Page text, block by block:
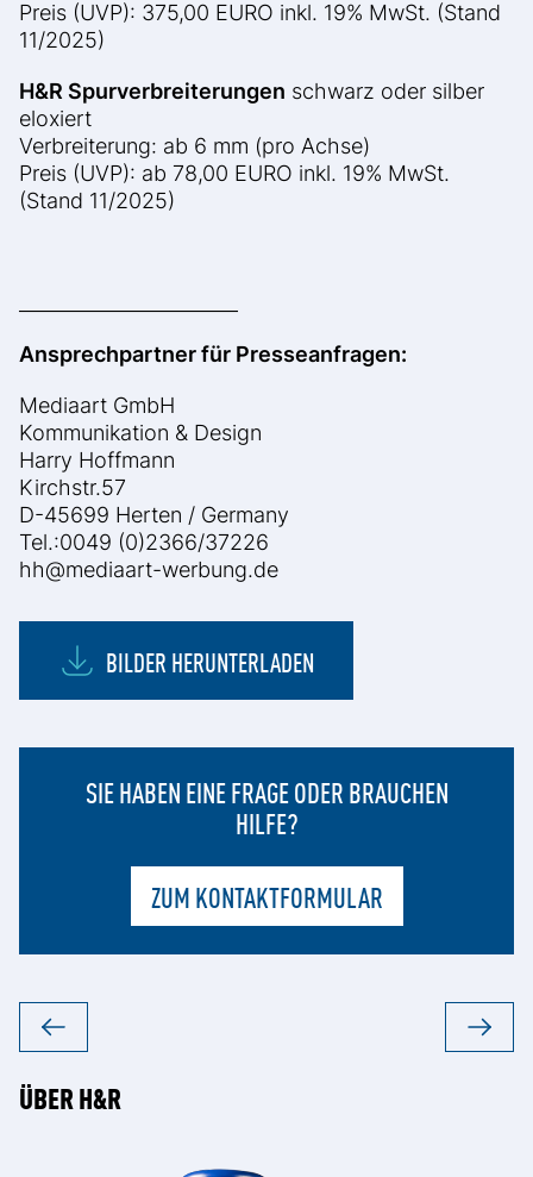
Preis (UVP): 375,00 EURO inkl. 19% MwSt. (Stand
11/2025)
H&R Spurverbreiterungen schwarz oder silber
eloxiert
Verbreiterung: ab 6 mm (pro Achse)
Preis (UVP): ab 78,00 EURO inkl. 19% MwSt.
(Stand 11/2025)
Ansprechpartner für Presseanfragen:
Mediaart GmbH
Kommunikation & Design
Harry Hoffmann
Kirchstr.57
D-45699 Herten / Germany
Tel.:0049 (0)2366/37226
hh@mediaart-werbung.de
BILDER HERUNTERLADEN
SIE HABEN EINE FRAGE ODER BRAUCHEN
HILFE?
ZUM KONTAKTFORMULAR
ÜBER H&R